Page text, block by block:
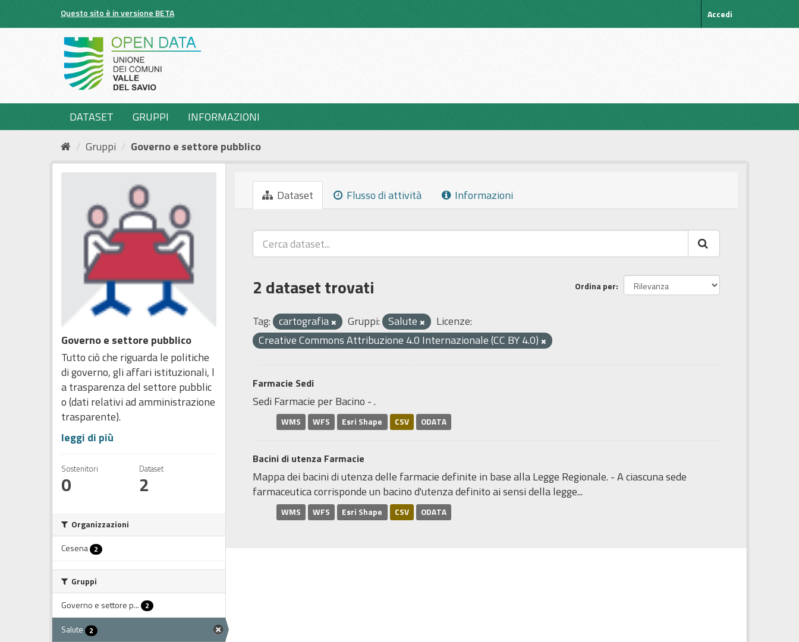
Questo sito è in versione BETA Accedi
DATASET GRUPPI
INFORMAZIONI
Gruppi
Governo e settore pubblico
Governo e settore pubblico
Tutto ciò che riguarda le politiche
di governo, gli affari istituzionali, l
a trasparenza del settore pubblic
o (dati relativi ad amministrazione
trasparente).
leggi di più
Sostenitori
0
Dataset
2
Organizzazioni
Cesena 2
Gruppi
Governo e settore p...
2
Salute 2
Dataset Flusso di attività Informazioni
Ordina per
2 dataset trovati
Tag: cartografia Gruppi: Salute
Licenze:
Creative Commons Attribuzione 4.0 Internazionale (CC BY 4.0)
Farmacie Sedi
Sedi Farmacie per Bacino - .
WMS WFS Esri Shape CSV ODATA
Bacini di utenza Farmacie
Mappa dei bacini di utenza delle farmacie definite in base alla Legge Regionale. - A ciascuna sede
farmaceutica corrisponde un bacino d'utenza definito ai sensi della legge...
WMS WFS Esri Shape CSV ODATA